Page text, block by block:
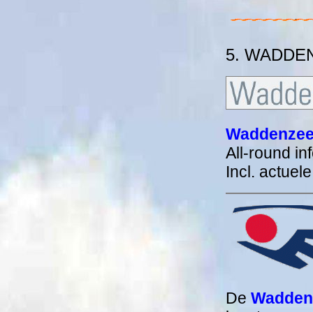
5.
All-round
Incl.
De